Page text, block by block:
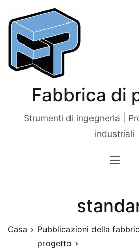
contenuto
Fabbrica di
Strumenti di ingegneria |
industriali
Casa
Pubblicazioni della
progetto